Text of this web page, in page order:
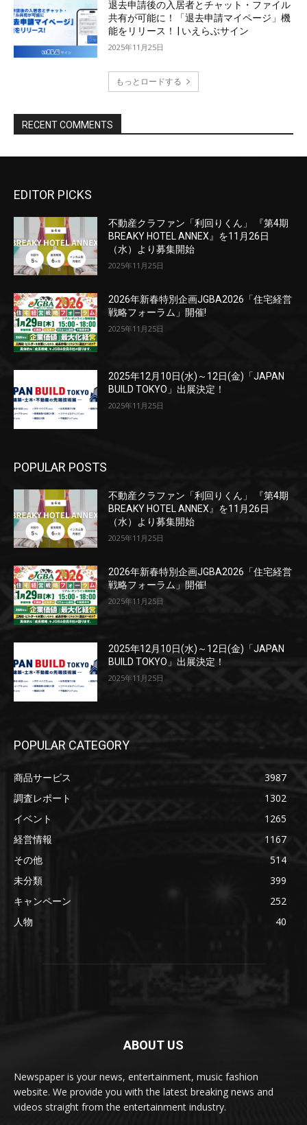
EDITOR PICKS
不動産クラファン「利回りくん」 『第4期
BREAKY HOTEL ANNEX』を11月26日
（水）より募集開始
2025年11月25日
2026年新春特別企画JGBA2026「住宅経営
戦略フォーラム」開催!
2025年11月25日
2025年12月10日(水)～12日(金)「JAPAN
BUILD TOKYO」出展決定！
2025年11月25日
POPULAR POSTS
不動産クラファン「利回りくん」 『第4期
BREAKY HOTEL ANNEX』を11月26日
（水）より募集開始
2025年11月25日
2026年新春特別企画JGBA2026「住宅経営
戦略フォーラム」開催!
2025年11月25日
2025年12月10日(水)～12日(金)「JAPAN
BUILD TOKYO」出展決定！
2025年11月25日
POPULAR CATEGORY
商品サービス
3987
調査レポート
1302
イベント
1265
経営情報
1167
その他
514
未分類
399
キャンペーン
252
人物
40
ABOUT US
Newspaper is your news, entertainment, music fashion
website. We provide you with the latest breaking news and
videos straight from the entertainment industry.